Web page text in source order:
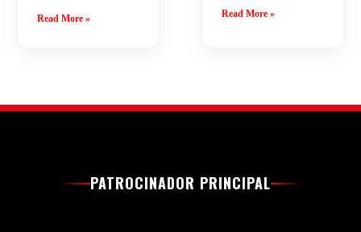
Read More » Read More »
PATROCINADOR PRINCIPAL